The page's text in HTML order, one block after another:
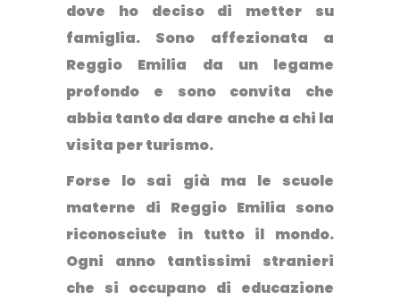
dove ho deciso di metter su
famiglia. Sono affezionata a
Reggio Emilia da un legame
profondo e sono convita che
abbia tanto da dare anche a chi la
visita per turismo.
Forse lo sai già ma le scuole
materne di Reggio Emilia sono
riconosciute in tutto il mondo.
Ogni anno tantissimi stranieri
che si occupano di educazione